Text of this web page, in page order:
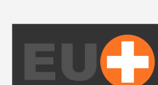
Tüm
Ürünler